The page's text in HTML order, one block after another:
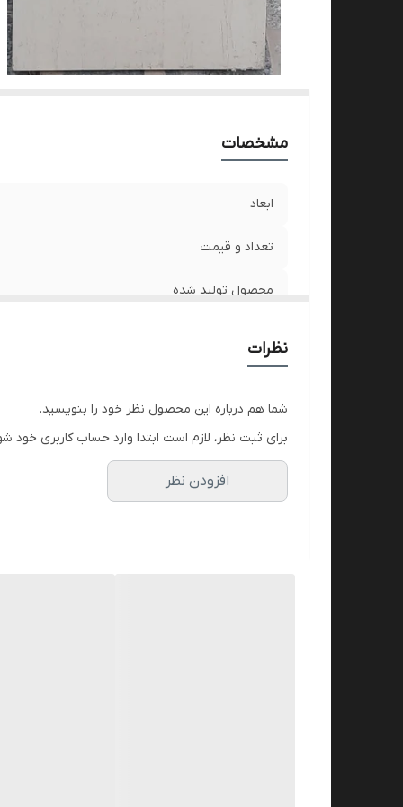
مشخصات
ابعاد
تعداد و قیمت
محصول تولید شده
نظرات
شما هم درباره این محصول نظر خود را بنویسید.
برای ثبت نظر، لازم است ابتدا وارد حساب کاربری خود
افزودن نظر